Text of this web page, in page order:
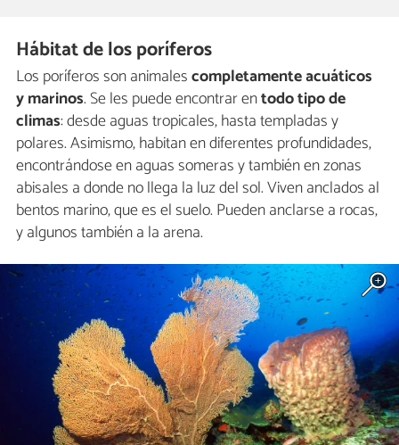
Hábitat de los poríferos
Los poríferos son animalescompletamente acuáticos
y marinos. Se les puede encontrar entodo tipo de
climas: desde aguas tropicales, hasta templadas y
polares. Asimismo, habitan en diferentes profundidades,
encontrándose en aguas someras y también en zonas
abisales a donde no llega la luz del sol. Viven anclados al
bentos marino, que es el suelo. Pueden anclarse a rocas,
y algunos también a la arena.